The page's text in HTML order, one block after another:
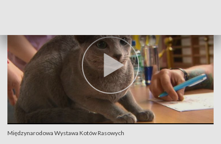
Międzynarodowa Wystawa Kotów Rasowych